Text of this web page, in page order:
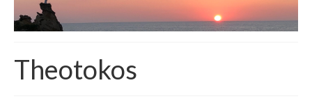
Méditer
Homélies, Poèmes
Homélies
Theotokos